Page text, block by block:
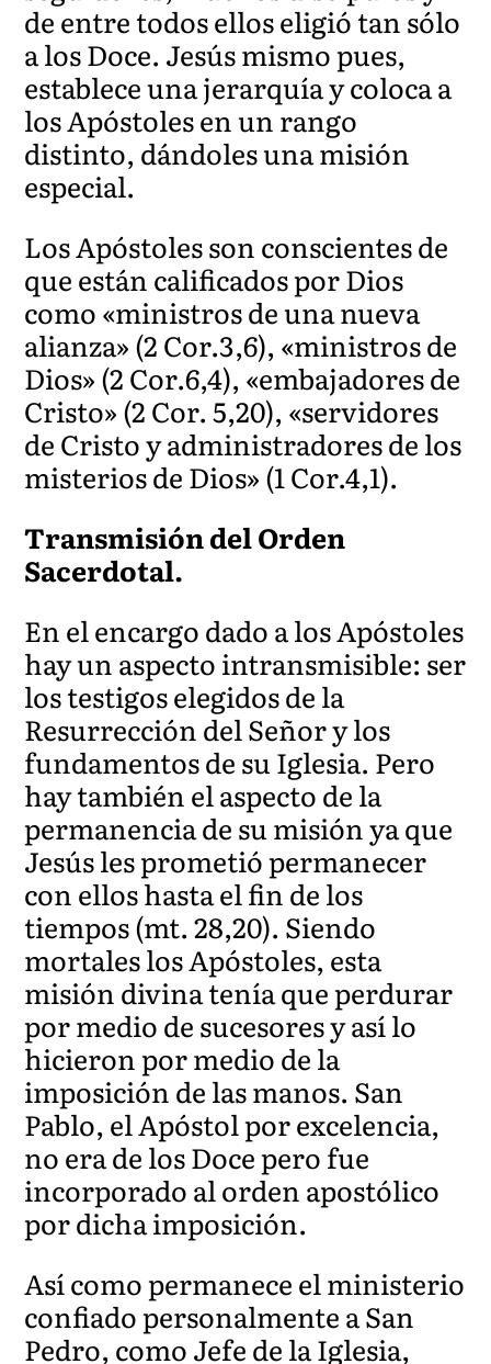
de entre todos ellos eligió tan sólo
a los Doce. Jesús mismo pues,
establece una jerarquía y coloca a
los Apóstoles en un rango
distinto, dándoles una misión
especial.
Los Apóstoles son conscientes de
que están calificados por Dios
como «ministros de una nueva
alianza» (2 Cor.3,6), «ministros de
Dios» (2 Cor.6,4), «embajadores de
Cristo» (2 Cor. 5,20), «servidores
de Cristo y administradores de los
misterios de Dios» (1 Cor.4,1).
Transmisión del Orden
Sacerdotal.
En el encargo dado a los Apóstoles
hay un aspecto intransmisible: ser
los testigos elegidos de la
Resurrección del Señor y los
fundamentos de su Iglesia. Pero
hay también el aspecto de la
permanencia de su misión ya que
Jesús les prometió permanecer
con ellos hasta el fin de los
tiempos (mt. 28,20). Siendo
mortales los Apóstoles, esta
misión divina tenía que perdurar
por medio de sucesores y así lo
hicieron por medio de la
imposición de las manos. San
Pablo, el Apóstol por excelencia,
no era de los Doce pero fue
incorporado al orden apostólico
por dicha imposición.
Así como permanece el ministerio
confiado personalmente a San
Pedro, como Jefe de la Iglesia,